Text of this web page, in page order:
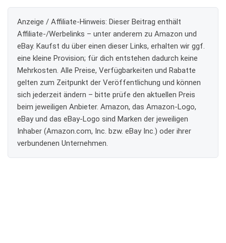
Anzeige / Affiliate-Hinweis: Dieser Beitrag enthält
Affiliate-/Werbelinks – unter anderem zu Amazon und
eBay. Kaufst du über einen dieser Links, erhalten wir ggf.
eine kleine Provision; für dich entstehen dadurch keine
Mehrkosten. Alle Preise, Verfügbarkeiten und Rabatte
gelten zum Zeitpunkt der Veröffentlichung und können
sich jederzeit ändern – bitte prüfe den aktuellen Preis
beim jeweiligen Anbieter. Amazon, das Amazon-Logo,
eBay und das eBay-Logo sind Marken der jeweiligen
Inhaber (Amazon.com, Inc. bzw. eBay Inc.) oder ihrer
verbundenen Unternehmen.